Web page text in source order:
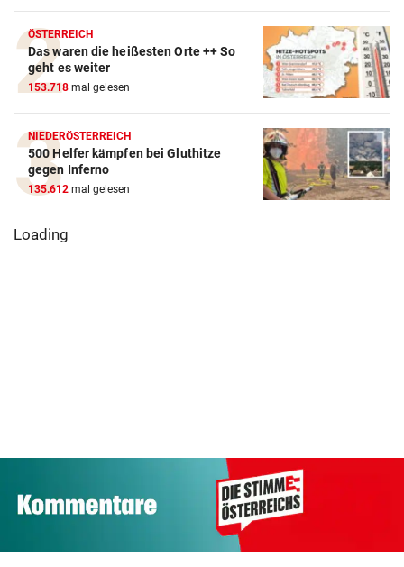
ÖSTERREICH
Das waren die heißesten Orte ++ So
geht es weiter
153.718 mal gelesen
NIEDERÖSTERREICH
500 Helfer kämpfen bei Gluthitze
gegen Inferno
135.612 mal gelesen
Loading